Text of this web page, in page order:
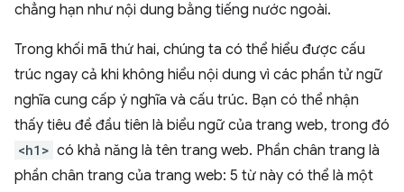
chẳng hạn như nội dung bằng tiếng nước ngoài.
Trong khối mã thứ hai, chúng ta có thể hiểu được cấu
trúc ngay cả khi không hiểu nội dung vì các phần tử ngữ
nghĩa cung cấp ý nghĩa và cấu trúc. Bạn có thể nhận
thấy tiêu đề đầu tiên là biểu ngữ của trang web, trong đó
<h1> có khả năng là tên trang web. Phần chân trang là
phần chân trang của trang web: 5 từ này có thể là một